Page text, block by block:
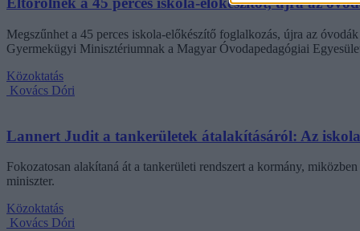
Megszűnhet a 45 perces iskola-előkészítő foglalkozás, újra az
Gyermekügyi Minisztériumnak a Magyar Óvodapedagógiai
Közoktatás
Kovács Dóri
Lannert Judit a tankerületek átalakításáról: Az
Fokozatosan alakítaná át a tankerületi rendszert a kormány,
miniszter.
Közoktatás
Kovács Dóri